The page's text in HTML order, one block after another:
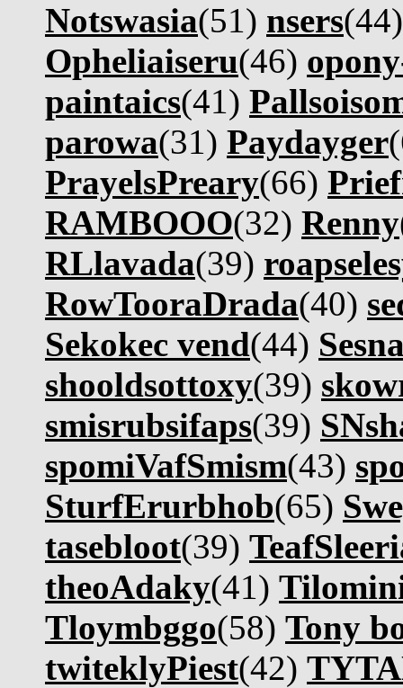
Notswasia(51) nsers
Opheliaiseru(46)
paintaics(41)
parowa(31) Paydayger
PrayelsPreary(66)
RAMBOOO(32) Renny
RLlavada(39)
RowTooraDrada(40)
Sekokec vend(44)
shooldsottoxy(39)
smisrubsifaps(39)
spomiVafSmism(43)
SturfErurbhob(65)
tasebloot(39)
theoAdaky(41)
Tloymbggo(58) Tony
twiteklyPiest(42)